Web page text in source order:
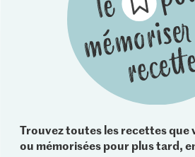
Trouvez toutes les recettes que
ou mémorisées pour plus tard,